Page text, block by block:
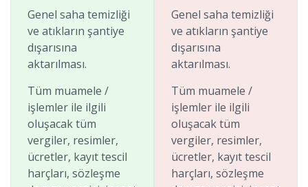
Genel saha temizliği
ve atıkların şantiye
dışarısına
aktarılması.
Tüm muamele /
işlemler ile ilgili
oluşacak tüm
vergiler, resimler,
ücretler, kayıt tescil
harçları, sözleşme
Genel saha temizliği
ve atıkların şantiye
dışarısına
aktarılması.
Tüm muamele /
işlemler ile ilgili
oluşacak tüm
vergiler, resimler,
ücretler, kayıt tescil
harçları, sözleşme